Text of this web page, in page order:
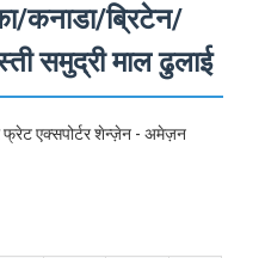
कनाडा/ब्रिटेन/
समुद्री माल ढुलाई
फ्रेट एक्सपोर्टर शेन्ज़ेन - अमेज़न